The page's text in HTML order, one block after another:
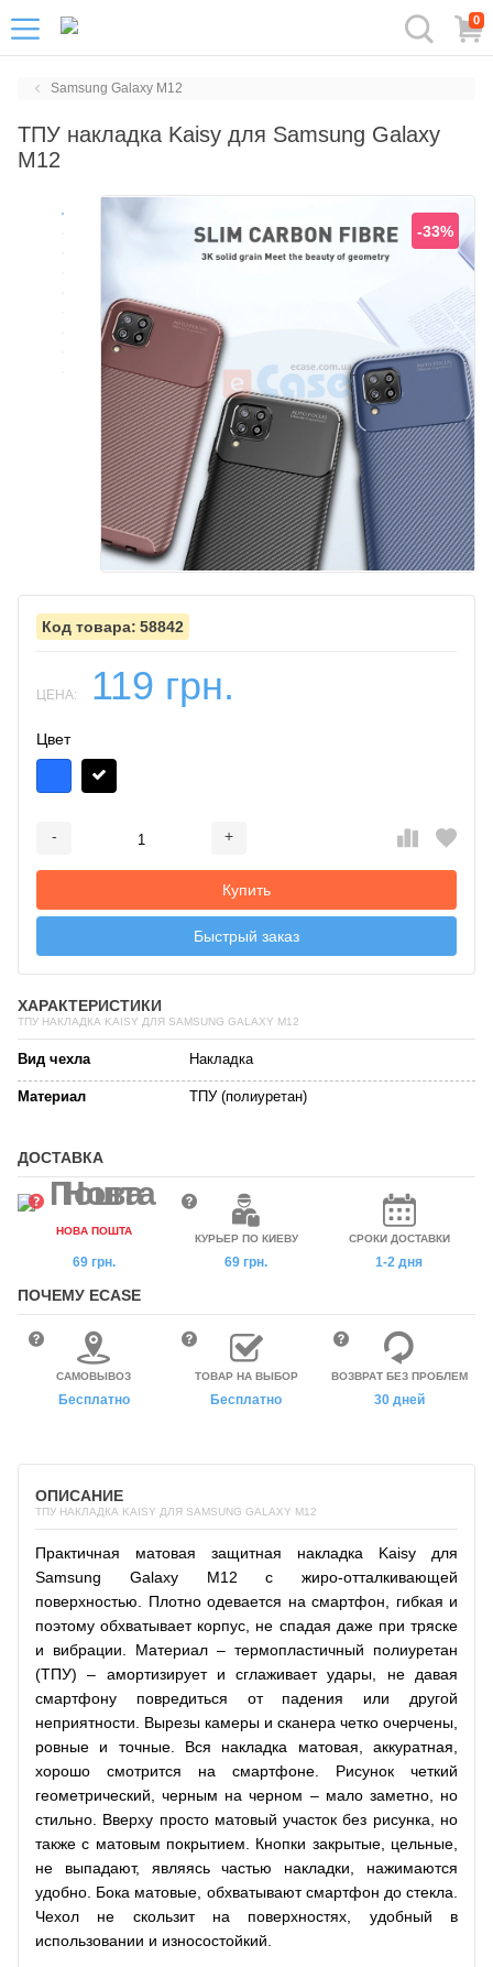
0
Samsung Galaxy M12
ТПУ накладка Kaisy для Samsung Galaxy
M12
-33%
58842
ЦЕНА: 119 грн.
Цвет
- +
Купить
Быстрый заказ
ХАРАКТЕРИСТИКИ
ТПУ НАКЛАДКА KAISY ДЛЯ SAMSUNG GALAXY M12
Вид чехла Накладка
Материал ТПУ (полиуретан)
ДОСТАВКА
НОВА ПОШТА
69 грн.
КУРЬЕР ПО КИЕВУ
69 грн.
СРОКИ ДОСТАВКИ
1-2 дня
ПОЧЕМУ ECASE
САМОВЫВОЗ
Бесплатно
ТОВАР НА ВЫБОР
Бесплатно
ВОЗВРАТ БЕЗ ПРОБЛЕМ
30 дней
ОПИСАНИЕ
ТПУ НАКЛАДКА KAISY ДЛЯ SAMSUNG GALAXY M12
Практичная матовая защитная накладка Kaisy для
Samsung Galaxy M12 с жиро-отталкивающей
поверхностью. Плотно одевается на смартфон, гибкая и
поэтому обхватывает корпус, не спадая даже при тряске
и вибрации. Материал – термопластичный полиуретан
(ТПУ) – амортизирует и сглаживает удары, не давая
смартфону повредиться от падения или другой
неприятности. Вырезы камеры и сканера четко очерчены,
ровные и точные. Вся накладка матовая, аккуратная,
хорошо смотрится на смартфоне. Рисунок четкий
геометрический, черным на черном – мало заметно, но
стильно. Вверху просто матовый участок без рисунка, но
также с матовым покрытием. Кнопки закрытые, цельные,
не выпадают, являясь частью накладки, нажимаются
удобно. Бока матовые, обхватывают смартфон до стекла.
Чехол не скользит на поверхностях, удобный в
использовании и износостойкий.